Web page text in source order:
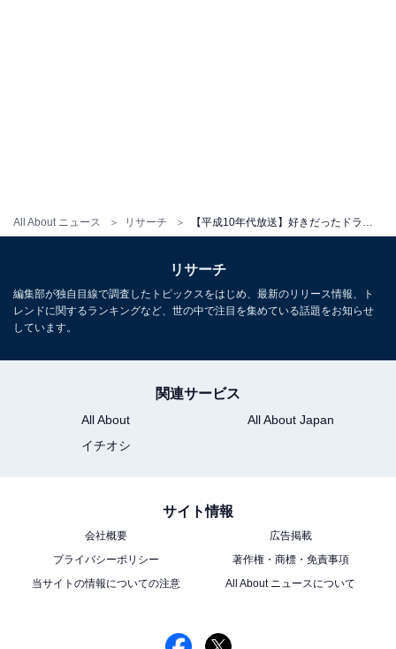
All About ニュース リサーチ
リサーチ
編集部が独自目線で調査したトピックスをはじめ、最新のリリース情報、ト
レンドに関するランキングなど、世の中で注目を集めている話題をお知らせ
しています。
関連サービス
All About
All About Japan
イチオシ
サイト情報
会社概要
広告掲載
プライバシーポリシー
著作権・商標・免責事項
当サイトの情報についての注意
All About ニュースについて